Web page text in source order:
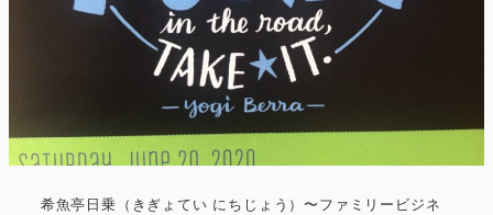
希魚亭日乗（きぎょてい にちじょう）〜ファミリービジネ